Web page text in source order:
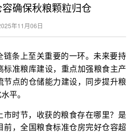
确保秋粮颗粒归仓
年11月06日
链条上至关重要的一环。未来要持
标准粮库建设，重点加强粮食主产
节点的仓储能力建设，同步提升粮
平。
市时节，收获的粮食存在哪里？是
，全国粮食标准仓房完好仓容超